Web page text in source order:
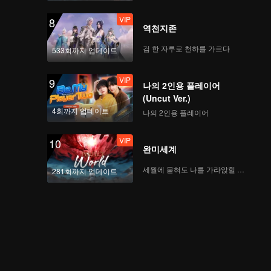
8
533회까지 업데이트
VIP
역천지존
검 한 자루로 천하를 가르다
9
4회까지 업데이트
VIP
나의 2인용 플레이어
(Uncut Ver.)
나의 2인용 플레이어
10
281회까지 업데이트
VIP
완미세계